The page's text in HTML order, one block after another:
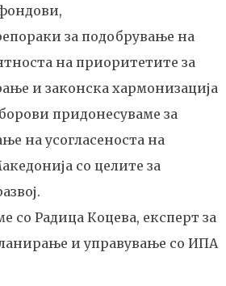
за подобрување на
на приоритетите за
и законска хармонизација
придонесуваме за
на усогласеноста на
со целите за
со Радица Коцева, експерт за
и управување со ИПА